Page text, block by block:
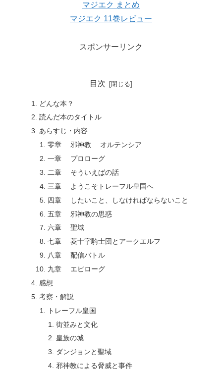
マジエク まとめ
マジエク 11巻レビュー
スポンサーリンク
目次
どんな本？
読んだ本のタイトル
あらすじ・内容
零章 邪神教 オルテンシア
一章 プロローグ
二章 そういえばの話
三章 ようこそトレーフル皇国へ
四章 したいこと、しなければならないこと
五章 邪神教の思惑
六章 聖域
七章 菱十字騎士団とアークエルフ
八章 配信バトル
九章 エピローグ
感想
考察・解説
トレーフル皇国
街並みと文化
皇族の城
ダンジョンと聖域
邪神教による脅威と事件